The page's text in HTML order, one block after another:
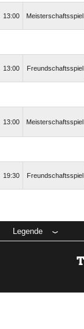
13:00 Meisterschaftsspiel
13:00 Freundschaftsspiel
13:00 Meisterschaftsspiel
19:30 Freundschaftsspiel
Legende